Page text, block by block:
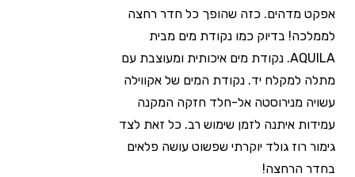
אפקט מדהים. כזה שהופך כל חדר רחצה
לממלכה! בדיוק כמו נקודת מים מבית
AQUILA. נקודת מים איכותית ומעוצבת עם
מתלה למקלח יד. נקודת המים של אקווילה
עשויה מנירוסטה אל-חלד חזקה המקנה
עמידות איתנה לזמן שימוש רב. כל זאת לצד
גימור רוז גולד יוקרתי שפשוט עושה פלאים
בחדר הרחצה!